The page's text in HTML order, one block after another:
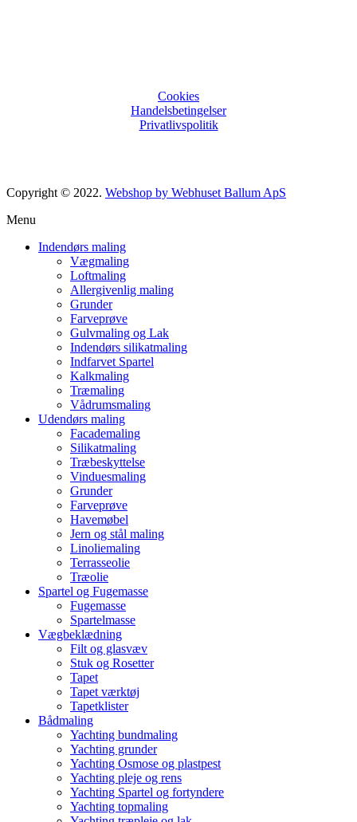
Cookies
Handelsbetingelser
Privatlivspolitik
Copyright © 2022. Webshop by Webhuset Ballum ApS
Menu
Indendørs maling
Vægmaling
Loftmaling
Allergivenlig maling
Grunder
Farveprøve
Gulvmaling og Lak
Indendørs silikatmaling
Indfarvet Spartel
Kalkmaling
Træmaling
Vådrumsmaling
Udendørs maling
Facademaling
Silikatmaling
Træbeskyttelse
Vinduesmaling
Grunder
Farveprøve
Havemøbel
Jern og stål maling
Linoliemaling
Terrasseolie
Træolie
Spartel og Fugemasse
Fugemasse
Spartelmasse
Vægbeklædning
Filt og glasvæv
Stuk og Rosetter
Tapet
Tapet værktøj
Tapetklister
Bådmaling
Yachting bundmaling
Yachting grunder
Yachting Osmose og plastpest
Yachting pleje og rens
Yachting Spartel og fortyndere
Yachting topmaling